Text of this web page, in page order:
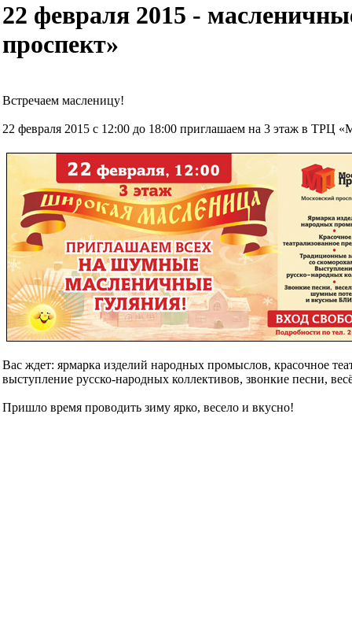
22 февраля 2015 -
проспект»
Встречаем масленицу!
22 февраля 2015 с 12:00 до 18:00 приглашаем на 3 этаж в ТРЦ
Вас ждет: ярмарка изделий народных промыслов, красочное
выступление русско-народных коллективов, звонкие
Пришло время проводить зиму ярко, весело и вкусно!